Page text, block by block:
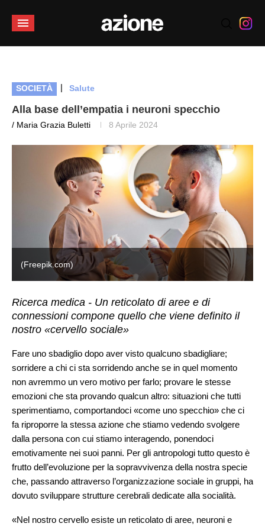
SOCIETÀ | Salute
Alla base dell’empatia i neuroni specchio
/ Maria Grazia Buletti 8 Aprile 2024
(Freepik.com)
Ricerca medica - Un reticolato di aree e di
connessioni compone quello che viene definito il
nostro «cervello sociale»
Fare uno sbadiglio dopo aver visto qualcuno sbadigliare;
sorridere a chi ci sta sorridendo anche se in quel momento
non avremmo un vero motivo per farlo; provare le stesse
emozioni che sta provando qualcun altro: situazioni che tutti
sperimentiamo, comportandoci «come uno specchio» che ci
fa riproporre la stessa azione che stiamo vedendo svolgere
dalla persona con cui stiamo interagendo, ponendoci
emotivamente nei suoi panni. Per gli antropologi tutto questo è
frutto dell’evoluzione per la sopravvivenza della nostra specie
che, passando attraverso l’organizzazione sociale in gruppi, ha
dovuto sviluppare strutture cerebrali dedicate alla socialità.
«Nel nostro cervello esiste un reticolato di aree, neuroni e